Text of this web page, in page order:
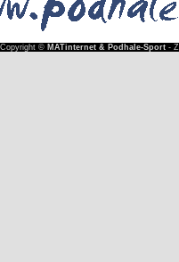
Copyright © MATinternet & Podhale-Sport-